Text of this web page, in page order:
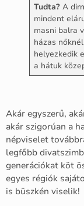
Tudta?A
mindent
masni balra
házas
helyezkedik
a hátuk
Akár egyszerű,
akár szigorúan a
népviselet
legfőbb
generációkat köt
egyes régiók
is büszkén viselik!